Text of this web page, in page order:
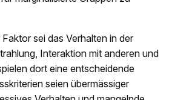
sei das Verhalten in der
Interaktion mit anderen und
dort eine entscheidende
seien übermässiger